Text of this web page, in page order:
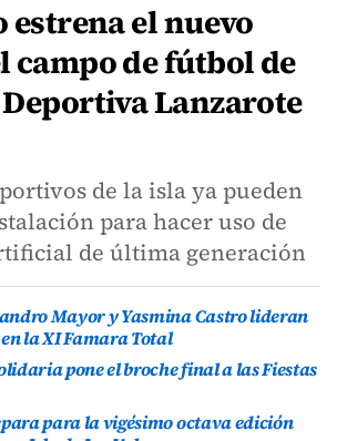
estrena el nuevo
campo de fútbol de
Lanzarote
de la isla ya pueden
para hacer uso de
de última generación
Mayor y Yasmina Castro lideran
la XI Famara Total
pone el broche final a las Fiestas
para la vigésimo octava edición